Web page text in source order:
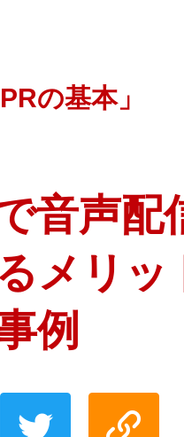
の基本」
音声配
メリッ
例